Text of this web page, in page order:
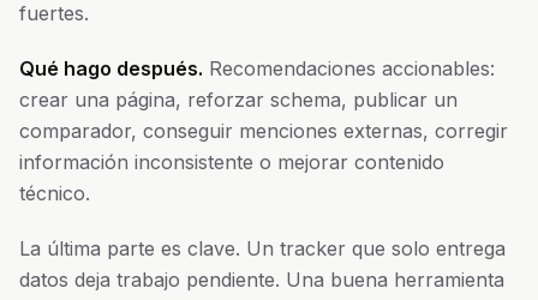
fuertes.
Qué hago después. Recomendaciones accionables:
crear una página, reforzar schema, publicar un
comparador, conseguir menciones externas, corregir
información inconsistente o mejorar contenido
técnico.
La última parte es clave. Un tracker que solo entrega
datos deja trabajo pendiente. Una buena herramienta